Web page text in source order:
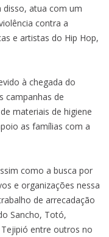
disso, atua com um
contra a
e artistas do Hip Hop,
à chegada do
campanhas de
materiais de higiene
as famílias com a
como a busca por
e organizações nessa
de arrecadação
Sancho, Totó,
Tejipió entre outros no